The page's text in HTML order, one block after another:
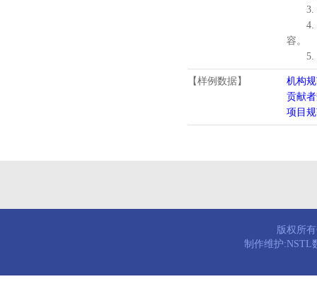
3.
4.
容。
5.
【样例数据】
机构
贡献
项目
版权所
制作维护:NSTL